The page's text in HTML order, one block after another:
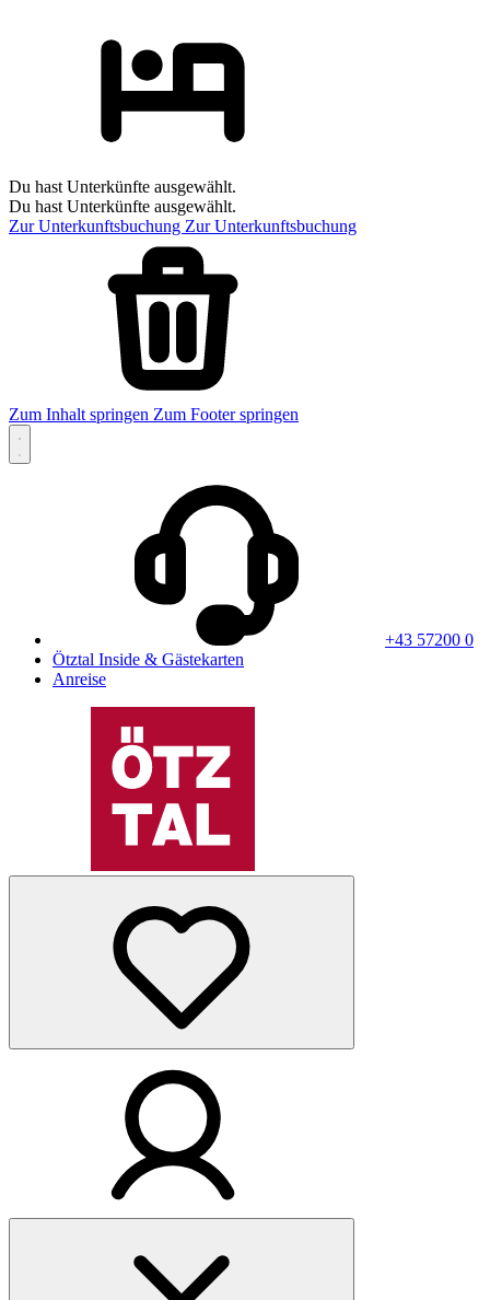
Du hast Unterkünfte ausgewählt.
Du hast Unterkünfte ausgewählt.
Zur Unterkunftsbuchung Zur Unterkunftsbuchung
Zum Inhalt springen Zum Footer springen
+43 57200 0
Ötztal Inside & Gästekarten
Anreise